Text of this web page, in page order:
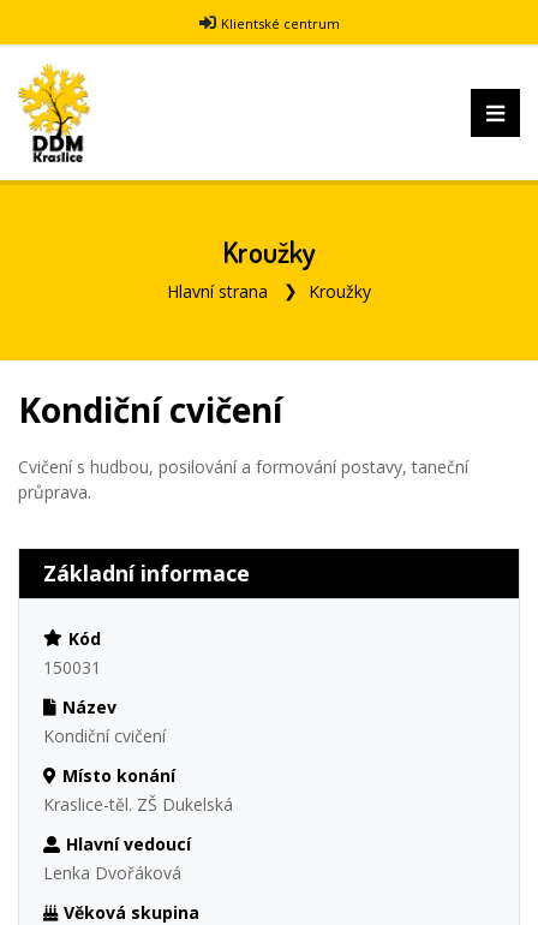
Klientské centrum
Kroužky
Hlavní strana Kroužky
Kondiční cvičení
Cvičení s hudbou, posilování a formování postavy, taneční
průprava.
Základní informace
Kód
150031
Název
Kondiční cvičení
Místo konání
Kraslice-těl. ZŠ Dukelská
Hlavní vedoucí
Lenka Dvořáková
Věková skupina